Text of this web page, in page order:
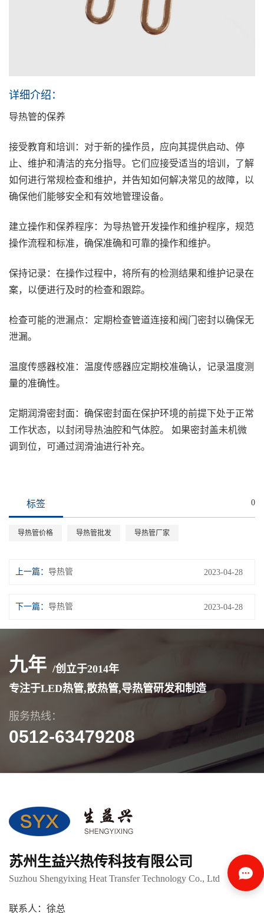
详细介绍：
导热管的保养
接受教育和培训：对于新的操作员，应向其提供启动、停
止、维护和清洁的充分指导。它们应接受适当的培训，了解
如何进行常规检查和维护，并告知如何解决常见的故障，以
确保他们能够安全和有效地管理设备。
建立操作和保养程序：为导热管开发操作和维护程序，规范
操作流程和标准，确保准确和可靠的操作和维护。
保持记录：在操作过程中，将所有的检测结果和维护记录在
案，以便进行及时的检查和跟踪。
检查可能的泄漏点：定期检查管道连接和阀门密封以确保无
泄漏。
温度传感器校准：温度传感器应定期校准确认，记录温度测
量的准确性。
定期润滑密封面：确保密封面在保护环境的前提下处于正常
工作状态，以封闭导热油腔和气体腔。 如果密封盖未机微
调到位，可通过润滑油进行补充。
标签 0
导热管价格 导热管批发 导热管厂家
上一篇： 导热管 2023-04-28
下一篇： 导热管 2023-04-28
九年 /创立于2014年
专注于LED热管,散热管,导热管研发和制造
服务热线：
0512-63479208
苏州生益兴热传科技有限公司
Suzhou Shengyixing Heat Transfer Technology Co., Ltd
联系人：徐总